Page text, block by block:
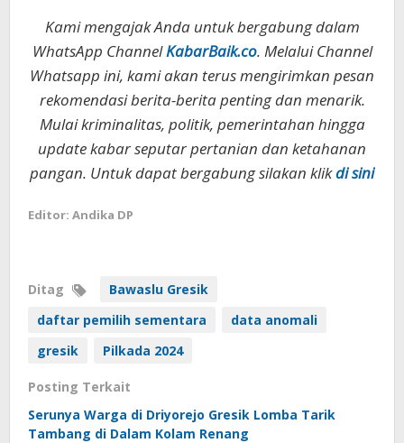
Kami mengajak Anda untuk bergabung dalam
WhatsApp ChannelKabarBaik.co. Melalui Channel
Whatsapp ini, kami akan terus mengirimkan pesan
rekomendasi berita-berita penting dan menarik.
Mulai kriminalitas, politik, pemerintahan hingga
update kabar seputar pertanian dan ketahanan
pangan. Untuk dapat bergabung silakan klikdi sini
Editor: Andika DP
Ditag
Bawaslu Gresik
daftar pemilih sementara
data anomali
gresik
Pilkada 2024
Posting Terkait
Serunya Warga di Driyorejo Gresik Lomba Tarik
Tambang di Dalam Kolam Renang